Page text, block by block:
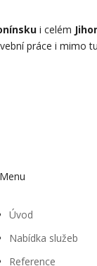
i celém
práce i mimo
Menu
Úvod
Nabídka služeb
Reference